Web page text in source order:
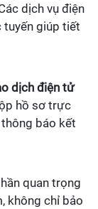
dịch vụ điện
giúp tiết
dịch điện tử
hồ sơ trực
báo kết
quan trọng
không chỉ bảo